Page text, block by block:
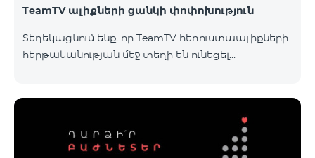
TeamTV ալիքների ցանկի փոփոխություն
Տեղեկացնում ենք, որ TeamTV հեռուստաալիքների
հերթականության մեջ տեղի են ունեցել
ծանոթանալ այստեղ: «Տեսալսողական մեդիայի
մասին» ՀՀ օրենք